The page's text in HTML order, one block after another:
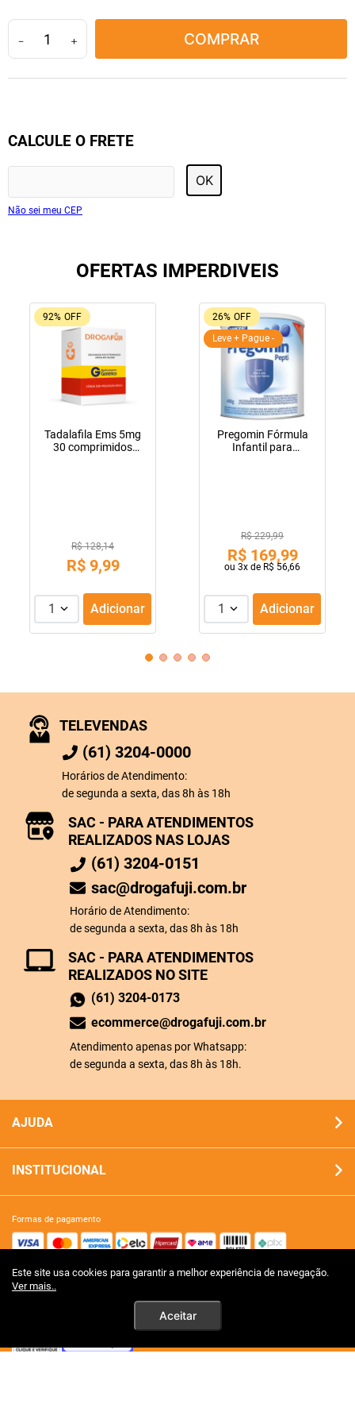
Este site usa cookies para garantir a melhor experiência de navegação.
Ver mais..
Aceitar
＋
－ COMPRAR
CALCULE O FRETE
OK
Não sei meu CEP
OFERTAS IMPERDIVEIS
92% OFF
Tadalafila Ems 5mg
30 comprimidos
R$ 128,14
R$ 9,99
1 Adicionar
26% OFF
Leve + Pague -
Pregomin Fórmula
Infantil para
R$ 229,99
R$ 169,99
ou 3x de R$ 56,66
1 Adicionar
TELEVENDAS
(61) 3204-0000
Horários de Atendimento:
de segunda a sexta, das 8h às 18h
SAC - PARA ATENDIMENTOS
REALIZADOS NO SITE
(61) 3204-0173
ecommerce@drogafuji.com.br
Atendimento apenas por Whatsapp:
de segunda a sexta, das 8h às 18h.
SAC - PARA ATENDIMENTOS
REALIZADOS NAS LOJAS
(61) 3204-0151
sac@drogafuji.com.br
Horário de Atendimento:
de segunda a sexta, das 8h às 18h
AJUDA
INSTITUCIONAL
formas de pagamento
site 100% seguro